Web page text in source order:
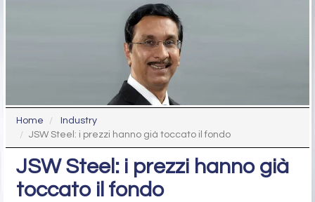
Home
Industry
JSW Steel: i prezzi hanno già toccato il fondo
JSW Steel: i prezzi hanno già
toccato il fondo